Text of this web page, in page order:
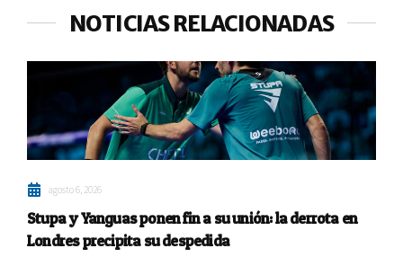
NOTICIAS RELACIONADAS
agosto 6, 2026
Stupa y Yanguas ponen fin a su unión: la derrota en
Londres precipita su despedida